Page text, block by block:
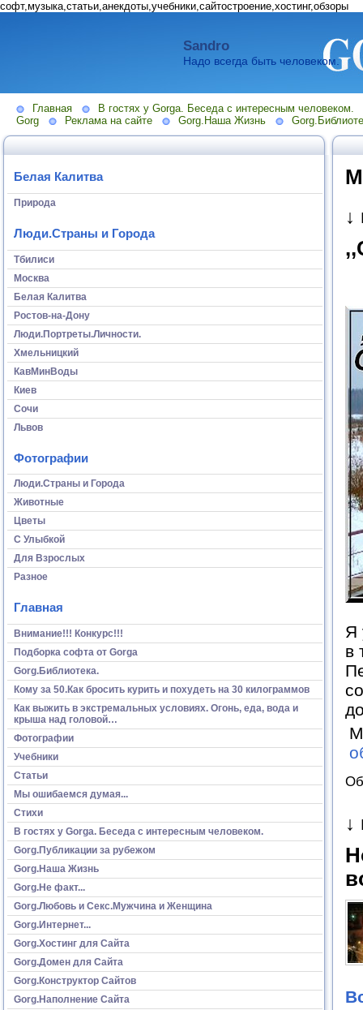
софт,музыка,статьи,анекдоты,учебники,сайтостроение,хостинг,обзоры
Sandro
Надо всегда быть человеком.
Главная
В гостях у Gorga. Беседа с интересным человеком.
Gorg
Реклама на сайте Gorg.Наша Жизнь
Белая Калитва
Природа
Люди.Страны и Города
Тбилиси
Москва
Белая Калитва
Ростов-на-Дону
Люди.Портреты.Личности.
Хмельницкий
КавМинВоды
Киев
Сочи
Львов
Фотографии
Люди.Страны и Города
Животные
Цветы
С Улыбкой
Для Взрослых
Разное
Главная
Внимание!!! Конкурс!!!
Подборка софта от Gorga
Gorg.Библиотека.
Кому за 50.Как бросить курить и похудеть на 30 килограммов
Как выжить в экстремальных условиях. Огонь, еда, вода и
крыша над головой…
Фотографии
Учебники
Статьи
Мы ошибаемся думая...
Стихи
В гостях у Gorga. Беседа с интересным человеком.
Gorg.Публикации за рубежом
Gorg.Наша Жизнь
Gorg.Не факт...
Gorg.Любовь и Секс.Мужчина и Женщина
Gorg.Интернет...
Gorg.Хостинг для Сайта
Gorg.Домен для Сайта
Gorg.Конструктор Сайтов
Gorg.Наполнение Сайта
Я
в